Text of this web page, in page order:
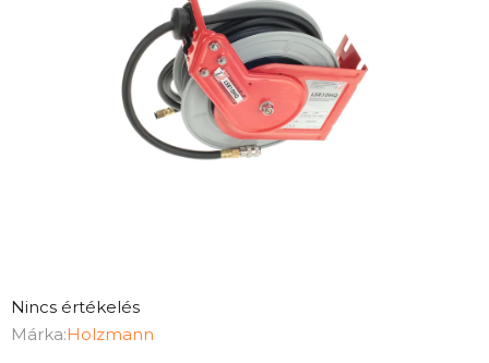
A
termék
Nincs értékelés
Márka:Holzmann